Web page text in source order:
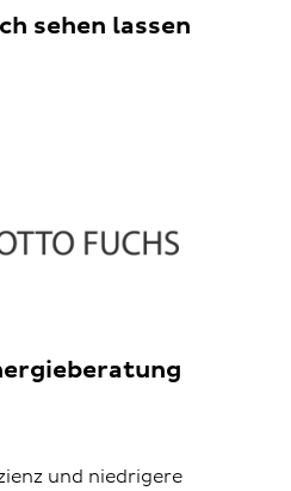
sehen lassen
und niedrigere